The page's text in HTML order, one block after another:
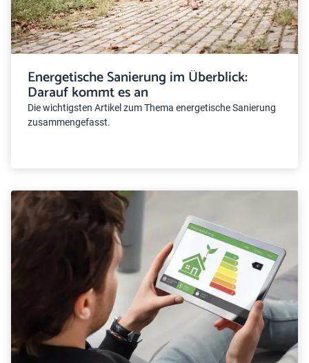
Energetische Sanierung im Überblick:
Darauf kommt es an
Die wichtigsten Artikel zum Thema energetische Sanierung
zusammengefasst.